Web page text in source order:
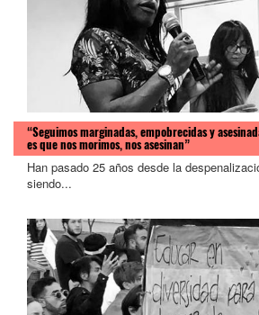
“Seguimos marginadas, empobrecidas y
es que nos morimos, nos asesinan”
Han pasado 25 años desde la
siendo...